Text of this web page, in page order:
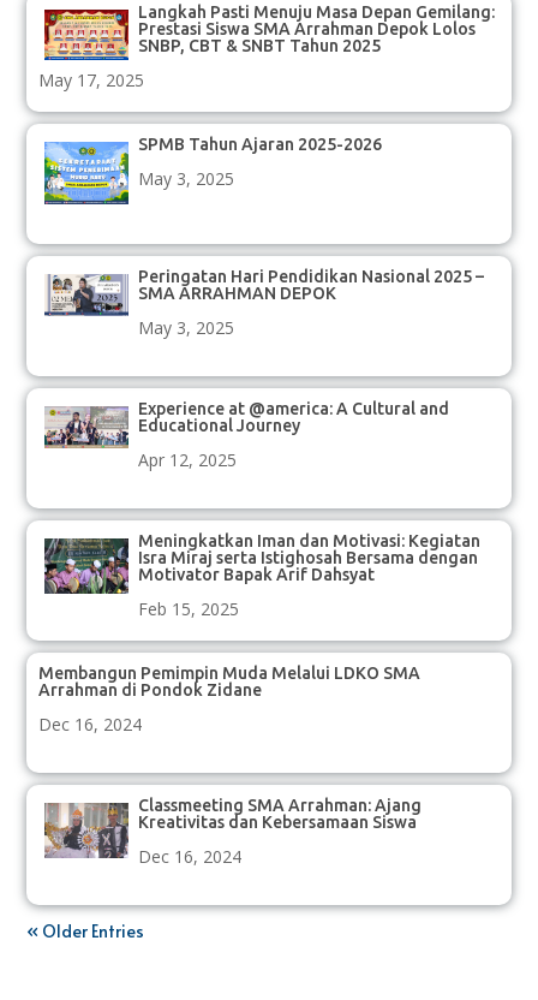
Langkah Pasti Menuju Masa Depan Gemilang:
Prestasi Siswa SMA Arrahman Depok Lolos
SNBP, CBT & SNBT Tahun 2025
May 17, 2025
SPMB Tahun Ajaran 2025-2026
May 3, 2025
Peringatan Hari Pendidikan Nasional 2025 –
SMA ARRAHMAN DEPOK
May 3, 2025
Experience at @america: A Cultural and
Educational Journey
Apr 12, 2025
Meningkatkan Iman dan Motivasi: Kegiatan
Isra Miraj serta Istighosah Bersama dengan
Motivator Bapak Arif Dahsyat
Feb 15, 2025
Membangun Pemimpin Muda Melalui LDKO SMA
Arrahman di Pondok Zidane
Dec 16, 2024
Classmeeting SMA Arrahman: Ajang
Kreativitas dan Kebersamaan Siswa
Dec 16, 2024
« Older Entries